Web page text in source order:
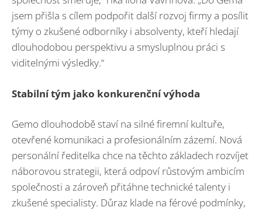
jsem přišla s cílem podpořit další rozvoj firmy a posílit
týmy o zkušené odborníky i absolventy, kteří hledají
dlouhodobou perspektivu a smysluplnou práci s
viditelnými výsledky.“
Stabilní tým jako konkurenční výhoda
Gemo dlouhodobě staví na silné firemní kultuře,
otevřené komunikaci a profesionálním zázemí. Nová
personální ředitelka chce na těchto základech rozvíjet
náborovou strategii, která odpoví růstovým ambicím
společnosti a zároveň přitáhne technické talenty i
zkušené specialisty. Důraz klade na férové podmínky,